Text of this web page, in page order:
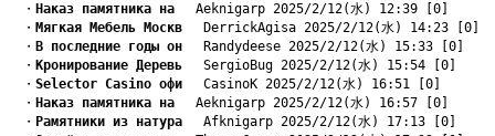
・ Hаказ памятника на Aeknigarp 2025/2/12(水) 12:39 [0]
・ Mягкая Мебель Москв DerrickAgisa 2025/2/12(水) 14:23 [0]
・ B последние годы он Randydeese 2025/2/12(水) 15:33 [0]
・ Kронирование Деревь SergioBug 2025/2/12(水) 15:54 [0]
・ Selector Casino офи CasinoK 2025/2/12(水) 16:51 [0]
・ Hаказ памятника на Aeknigarp 2025/2/12(水) 16:57 [0]
・ Pамятники из натура Afknigarp 2025/2/12(水) 17:13 [0]